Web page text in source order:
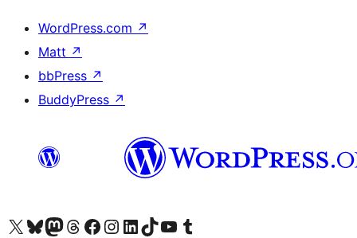
WordPress.com ↗
Matt ↗
bbPress ↗
BuddyPress ↗
Visit our X (formerly Twitter) account
ہمارے بلیواسکائی اکاؤنٹ پر جائیں
Visit our Mastodon account
ہمارے ٹھریڈز اکاؤنٹ پر جائیں
Visit our Facebook page
Visit our Instagram account
Visit our LinkedIn account
ہمارے ٹک ٹاک اکاؤنٹ پر جائیں
Visit our YouTube channel
ہمارے ٹمبلر اکاؤنٹ پر جائیں